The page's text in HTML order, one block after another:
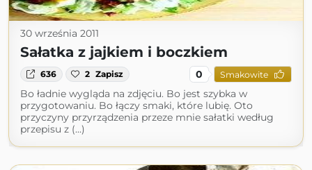
30 września 2011
Sałatka z jajkiem i boczkiem
636 2 Zapisz 0 Smakowite
Bo ładnie wygląda na zdjęciu. Bo jest szybka w
przygotowaniu. Bo łączy smaki, które lubię. Oto
przyczyny przyrządzenia przeze mnie sałatki według
przepisu z (...)